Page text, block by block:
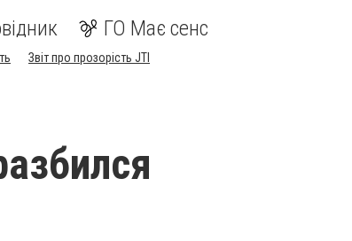
ГО Має сенс
Звіт про прозорість JTI